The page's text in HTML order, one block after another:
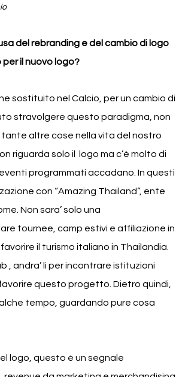
del rebranding e del cambio di logo
per il nuovo logo?
sostituito nel Calcio, per un cambio di
stravolgere questo paradigma, non
tante altre cose nella vita del nostro
riguarda solo il  logo ma c’è molto di
programmati accadano. In questi
con “Amazing Thailand”, ente
Non sara’ solo una
tournee, camp estivi e affiliazione in
il turismo italiano in Thailandia.
, andra’ li per incontrare istituzioni
questo progetto. Dietro quindi,
tempo, guardando pure cosa
logo, questo è un segnale